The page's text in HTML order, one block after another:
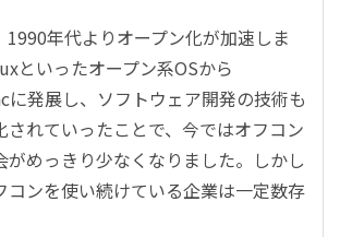
1990年代よりオープン化が加速しま
といったオープン系OSから
に発展し、ソフトウェア開発の技術も
されていったことで、今ではオフコン
がめっきり少なくなりました。しかし
コンを使い続けている企業は一定数存